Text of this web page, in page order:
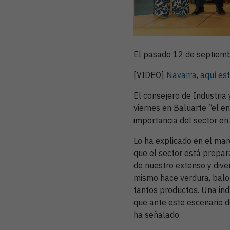
El pasado 12 de
[VIDEO] Navarra, aquí
El consejero de Industria
viernes en Baluarte “el
importancia del sector
Lo ha explicado en el
que el sector está
de nuestro extenso y
mismo hace verdura,
tantos productos. Una
que ante este escenario
ha señalado.